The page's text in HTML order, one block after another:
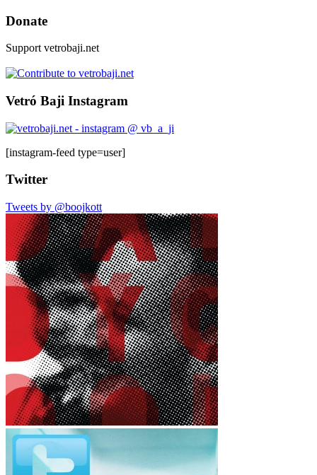
Donate
Support vetrobaji.net
Vetró Baji Instagram
[instagram-feed type=user]
Twitter
Tweets by @boojkott